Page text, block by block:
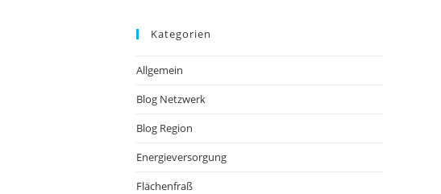
Kategorien
Allgemein
Blog Netzwerk
Blog Region
Energieversorgung
Flächenfraß